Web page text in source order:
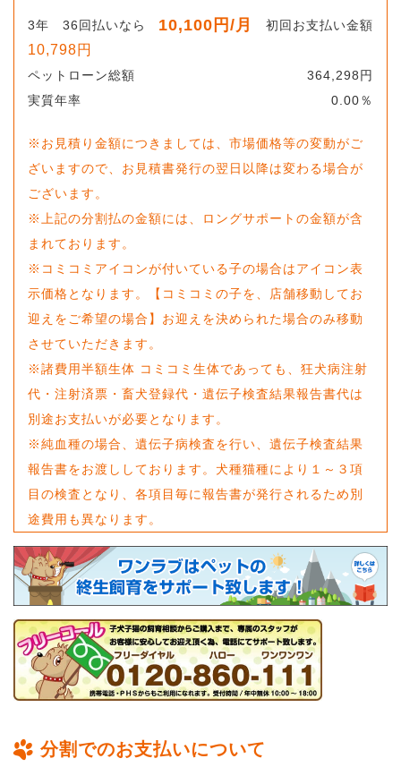
3年 36回払いなら 10,100 円/月 初回お支払い金額
10,798円
ペットローン総額 364,298円
実質年率
0.00％
※お見積り金額につきましては、市場価格等の変動がご
ざいますので、お見積書発行の翌日以降は変わる場合が
ございます。
※上記の分割払の金額には、ロングサポートの金額が含
まれております。
※コミコミアイコンが付いている子の場合はアイコン表
示価格となります。【コミコミの子を、店舗移動してお
迎えをご希望の場合】お迎えを決められた場合のみ移動
させていただきます。
※諸費用半額生体 コミコミ生体であっても、狂犬病注射
代・注射済票・畜犬登録代・遺伝子検査結果報告書代は
別途お支払いが必要となります。
※純血種の場合、遺伝子病検査を行い、遺伝子検査結果
報告書をお渡ししております。犬種猫種により１～３項
目の検査となり、各項目毎に報告書が発行されるため別
途費用も異なります。
分割でのお支払いについて